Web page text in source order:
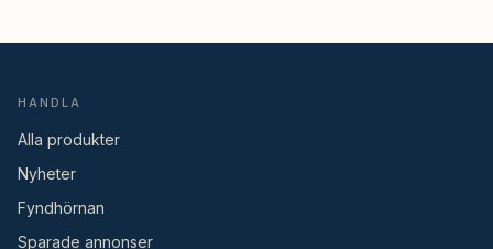
HANDLA
Alla produkter
Nyheter
Fyndhörnan
Sparade annonser